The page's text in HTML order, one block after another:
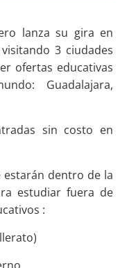
lanza su gira en
3 ciudades
ofertas educativas
Guadalajara,
sin costo en
estarán dentro de la
estudiar fuera de
: